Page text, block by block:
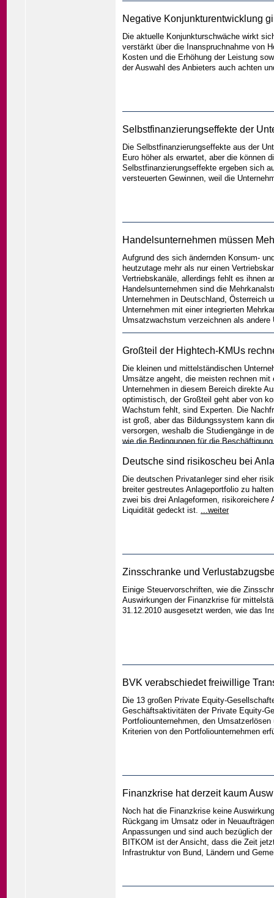
Negative Konjunkturentwicklung
Die aktuelle Konjunkturschwäche wirkt
verstärkt über die Inanspruchnahme von
Kosten und die Erhöhung der Leistung
der Auswahl des Anbieters auch achten
Selbstfinanzierungseffekte der
Die Selbstfinanzierungseffekte aus der
Euro höher als erwartet, aber die können
Selbstfinanzierungseffekte ergeben sich
versteuerten Gewinnen, weil die
Handelsunternehmen müssen
Aufgrund des sich ändernden Konsum-
heutzutage mehr als nur einen
Vertriebskanäle, allerdings fehlt es ihnen
Handelsunternehmen sind die
Unternehmen in Deutschland, Österreich
Unternehmen mit einer integrierten
Umsatzwachstum verzeichnen als
Großteil der Hightech-KMUs
Die kleinen und mittelständischen
Umsätze angeht, die meisten rechnen
Unternehmen in diesem Bereich direkte
optimistisch, der Großteil geht aber von
Wachstum fehlt, sind Experten. Die
ist groß, aber das Bildungssystem kann
versorgen, weshalb die Studiengänge in
wie die Bedingungen für die
Deutsche sind risikoscheu bei
Die deutschen Privatanleger sind eher
breiter gestreutes Anlageportfolio zu
zwei bis drei Anlageformen, risikoreichere
Liquidität gedeckt ist. ...weiter
Zinsschranke und
Einige Steuervorschriften, wie die
Auswirkungen der Finanzkrise für
31.12.2010 ausgesetzt werden, wie das
BVK verabschiedet freiwillige
Die 13 großen Private Equity-
Geschäftsaktivitäten der Private Equity-
Portfoliounternehmen, den
Kriterien von den Portfoliounternehmen
Finanzkrise hat derzeit kaum
Noch hat die Finanzkrise keine
Rückgang im Umsatz oder in
Anpassungen und sind auch bezüglich
BITKOM ist der Ansicht, dass die Zeit
Infrastruktur von Bund, Ländern und